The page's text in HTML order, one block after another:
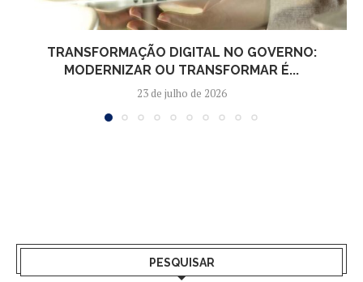
TRANSFORMAÇÃO DIGITAL NO GOVERNO:
MODERNIZAR OU TRANSFORMAR É...
23 de julho de 2026
PESQUISAR